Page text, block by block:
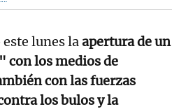
este lunes laapertura de un
con los medios de
con las fuerzas
los bulosy la